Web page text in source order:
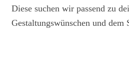
Diese suchen wir passend zu
Gestaltungswünschen und